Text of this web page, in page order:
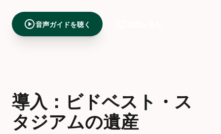
play_circle音声ガイドを聴く
導入：ビドベスト・ス
タジアムの遺産